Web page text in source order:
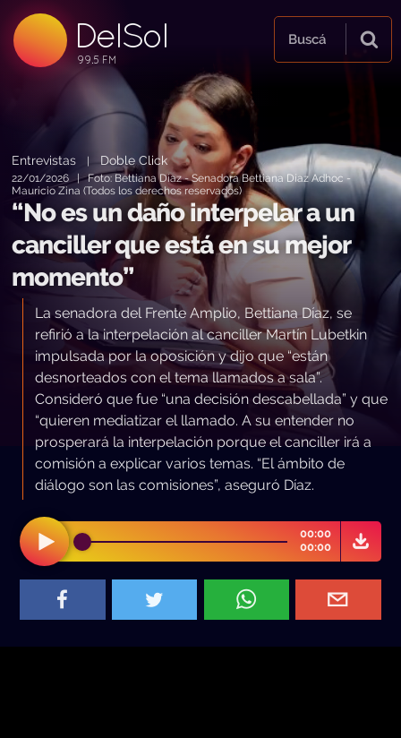
DelSol
99.5 FM
99.5 FM
99.5 FM
Buscá
Entrevistas |Doble Click
22/01/2026 | Foto: Bettiana Díaz - Senadora Bettiana Díaz Adhoc -
Mauricio Zina (Todos los derechos reservados)
“No es un daño interpelar a un
canciller que está en su mejor
momento”
La senadora del Frente Amplio, Bettiana Díaz, se
refirió a la interpelación al canciller Martín Lubetkin
impulsada por la oposición y dijo que “están
desnorteados con el tema llamados a sala”.
Consideró que fue “una decisión descabellada” y que
“quieren mediatizar el llamado. A su entender no
prosperará la interpelación porque el canciller irá a
comisión a explicar varios temas. “El ámbito de
diálogo son las comisiones”, aseguró Díaz.
00:00
00:00